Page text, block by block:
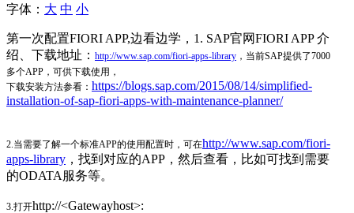
字体： 大 中 小
第一次配置FIORI APP,边看边学，1. SAP官网FIORI APP 介
绍、下载地址： http://www.sap.com/fiori-apps-library ，当前SAP提供了7000
多个APP，可供下载使用，
下载安装方法参看： https://blogs.sap.com/2015/08/14/simplified-
installation-of-sap-fiori-apps-with-maintenance-planner/
2.当需要了解一个标准APP的使用配置时，可在http://www.sap.com/fiori-
apps-library ，找到对应的APP，然后查看，比如可找到需要
的ODATA服务等。
3.打开http://<Gatewayhost>: